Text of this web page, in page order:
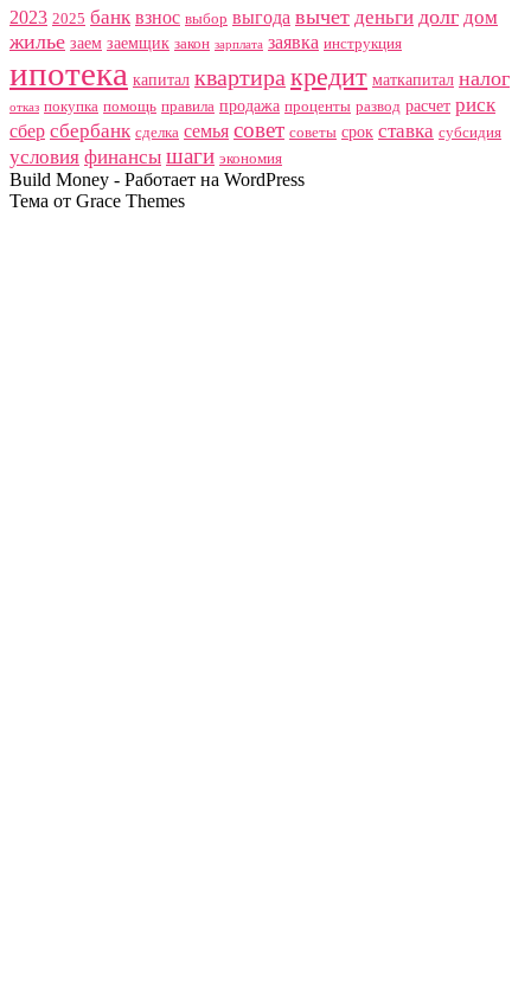
2023 2025 банк взнос выбор выгода вычет деньги долг дом
жилье заем заемщик закон зарплата заявка инструкция
ипотека капитал квартира кредит маткапитал налог
отказ покупка помощь правила продажа проценты развод расчет риск
сбер сбербанк сделка семья совет советы срок ставка субсидия
условия финансы шаги экономия
Build Money - Работает на WordPress
Тема от Grace Themes